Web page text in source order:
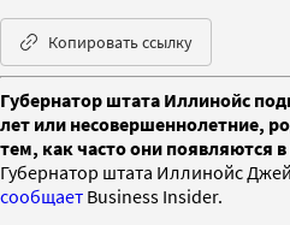
Копировать ссылку
Губернатор штата Иллинойс
лет или несовершеннолетние,
тем, как часто они появляются
Губернатор штата Иллинойс
сообщает Business Insider.